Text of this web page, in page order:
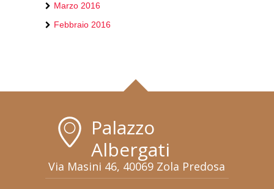
Marzo 2016
Febbraio 2016
Palazzo
Albergati
Via Masini 46, 40069 Zola Predosa